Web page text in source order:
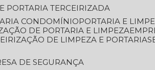
PORTARIA TERCEIRIZADA
CONDOMÍNIO
PORTARIA E
DE PORTARIA E LIMPEZA
DE LIMPEZA E PORTARIA
DE SEGURANÇA